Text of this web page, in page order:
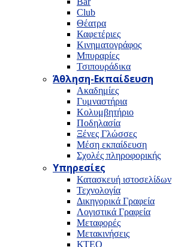
Club
Θέατρα
Καφετέριες
Κινηματογράφος
Μπυραρίες
Τσιπουράδικα
Άθληση-Εκπαίδευση
Ακαδημίες
Γυμναστήρια
Κολυμβητήριο
Ποδηλασία
Ξένες Γλώσσες
Μέση εκπαίδευση
Σχολές πληροφορικής
Υπηρεσίες
Κατασκευή ιστοσελίδων
Τεχνολογία
Δικηγορικά Γραφεία
Λογιστικά Γραφεία
Μεταφορές
Μετακινήσεις
ΚΤΕΟ